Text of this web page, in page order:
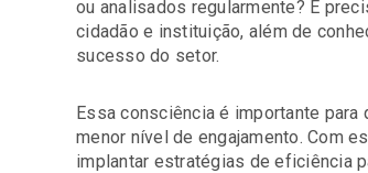
ou analisados regularmente? É
cidadão e instituição, além de
sucesso do setor.
Essa consciência é importante
menor nível de engajamento. Com
implantar estratégias de eficiência